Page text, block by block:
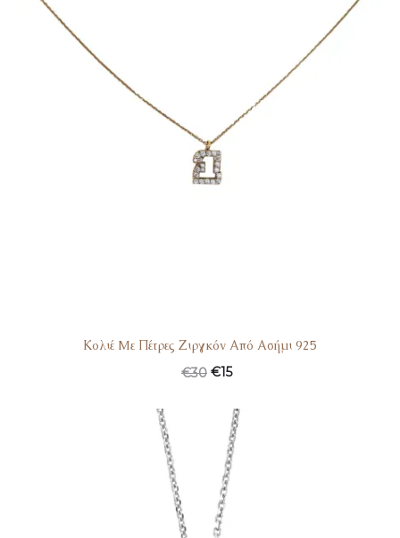
Κολιέ Mε Πέτρες Ζιργκόν Από Ασήμι 925
€30 Original
was:
€30.
€15Η
τιμή
είναι: